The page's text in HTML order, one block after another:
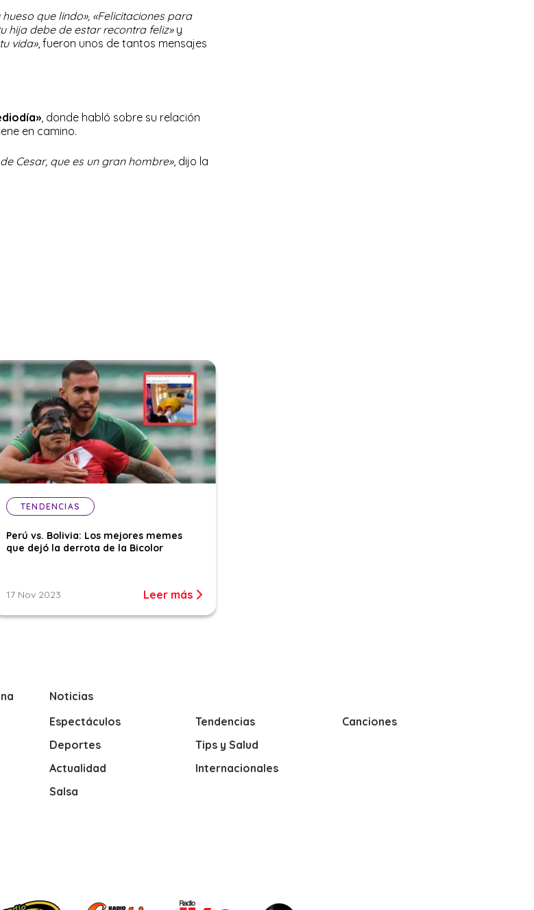
que lindo», «Felicitaciones para
hija debe de estar recontra feliz»y
vida», fueron unos de tantos mensajes
, donde habló sobre su relación
en camino.
Cesar, que es un gran hombre», dijo la
TENDENCIAS
Perú vs. Bolivia: Los mejores memes
que dejó la derrota de la Bicolor
17 Nov 2023 Leer más
Noticias
Espectáculos
Deportes
Actualidad
Salsa
Tendencias
Tips y Salud
Internacionales
Canciones